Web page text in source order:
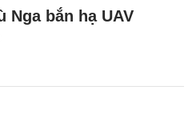
Nga bắn hạ UAV